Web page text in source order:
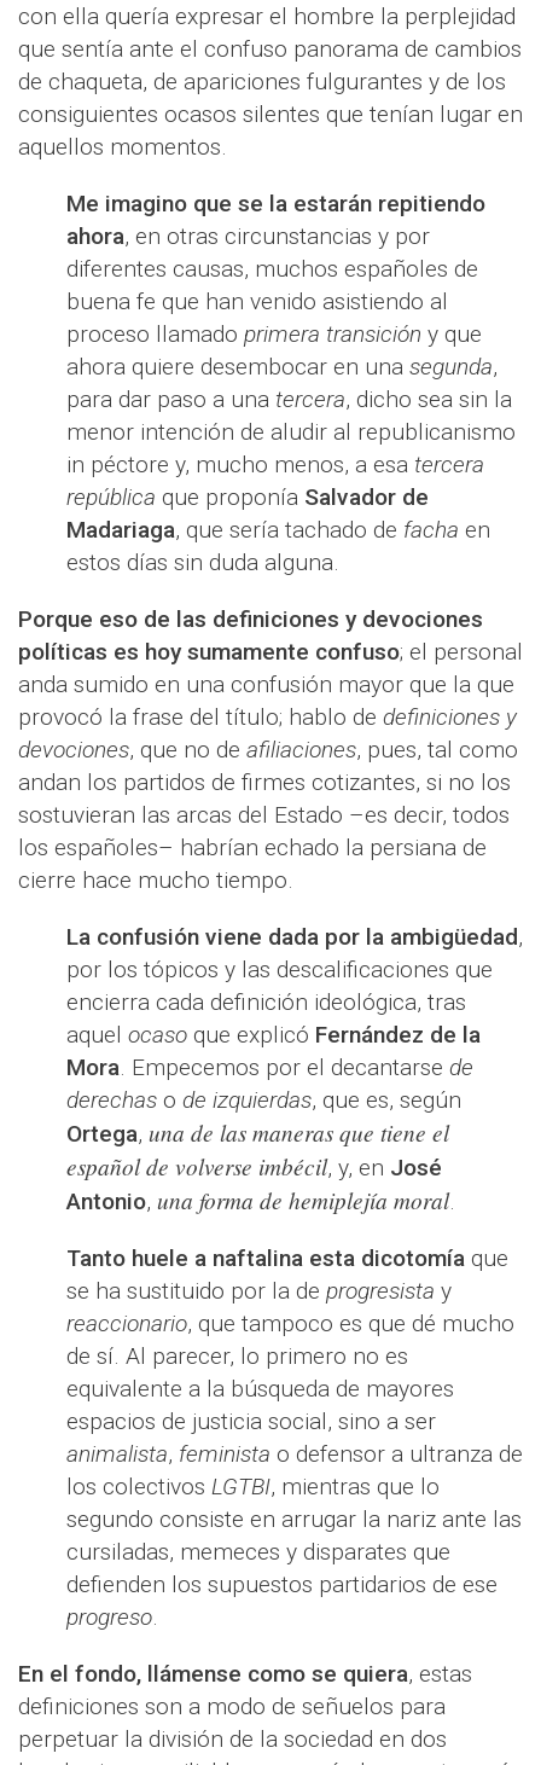
con ella quería expresar el hombre la perplejidad
que sentía ante el confuso panorama de cambios
de chaqueta, de apariciones fulgurantes y de los
consiguientes ocasos silentes que tenían lugar en
aquellos momentos.
Me imagino que se la estarán repitiendo
ahora, en otras circunstancias y por
diferentes causas, muchos españoles de
buena fe que han venido asistiendo al
proceso llamado primera transición y que
ahora quiere desembocar en una segunda,
para dar paso a una tercera, dicho sea sin la
menor intención de aludir al republicanismo
in péctore y, mucho menos, a esa tercera
república que proponía Salvador de
Madariaga, que sería tachado de facha en
estos días sin duda alguna.
Porque eso de las definiciones y devociones
políticas es hoy sumamente confuso; el personal
anda sumido en una confusión mayor que la que
provocó la frase del título; hablo de definiciones y
devociones, que no de afiliaciones, pues, tal como
andan los partidos de firmes cotizantes, si no los
sostuvieran las arcas del Estado –es decir, todos
los españoles– habrían echado la persiana de
cierre hace mucho tiempo.
La confusión viene dada por la ambigüedad,
por los tópicos y las descalificaciones que
encierra cada definición ideológica, tras
aquel ocaso que explicó Fernández de la
Mora. Empecemos por el decantarse de
derechas o de izquierdas, que es, según
Ortega, una de las maneras que tiene el
español de volverse imbécil, y, en José
Antonio, una forma de hemiplejía moral.
Tanto huele a naftalina esta dicotomía que
se ha sustituido por la de progresista y
reaccionario, que tampoco es que dé mucho
de sí. Al parecer, lo primero no es
equivalente a la búsqueda de mayores
espacios de justicia social, sino a ser
animalista, feminista o defensor a ultranza de
los colectivos LGTBI, mientras que lo
segundo consiste en arrugar la nariz ante las
cursiladas, memeces y disparates que
defienden los supuestos partidarios de ese
progreso.
En el fondo, llámense como se quiera, estas
definiciones son a modo de señuelos para
perpetuar la división de la sociedad en dos